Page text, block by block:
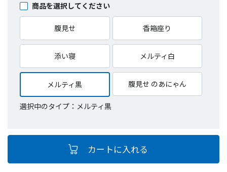
商品を選択してください
腹見せ 香箱座り
添い寝 メルティ白
メルティ黒 腹見せ のあにゃん
選択中のタイプ：メルティ黒